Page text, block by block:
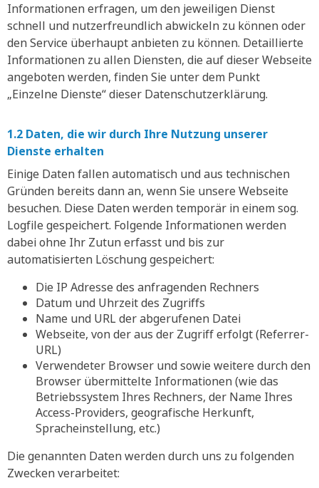
Informationen erfragen, um den jeweiligen Dienst
schnell und nutzerfreundlich abwickeln zu können oder
den Service überhaupt anbieten zu können. Detaillierte
Informationen zu allen Diensten, die auf dieser Webseite
angeboten werden, finden Sie unter dem Punkt
„Einzelne Dienste“ dieser Datenschutzerklärung.
1.2 Daten, die wir durch Ihre Nutzung unserer
Dienste erhalten
Einige Daten fallen automatisch und aus technischen
Gründen bereits dann an, wenn Sie unsere Webseite
besuchen. Diese Daten werden temporär in einem sog.
Logfile gespeichert. Folgende Informationen werden
dabei ohne Ihr Zutun erfasst und bis zur
automatisierten Löschung gespeichert:
Die IP Adresse des anfragenden Rechners
Datum und Uhrzeit des Zugriffs
Name und URL der abgerufenen Datei
Webseite, von der aus der Zugriff erfolgt (Referrer-
URL)
Verwendeter Browser und sowie weitere durch den
Browser übermittelte Informationen (wie das
Betriebssystem Ihres Rechners, der Name Ihres
Access-Providers, geografische Herkunft,
Spracheinstellung, etc.)
Die genannten Daten werden durch uns zu folgenden
Zwecken verarbeitet: